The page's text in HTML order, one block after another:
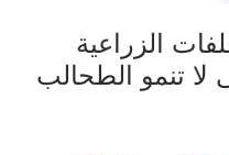
الزراعية
لا تنمو الطحالب